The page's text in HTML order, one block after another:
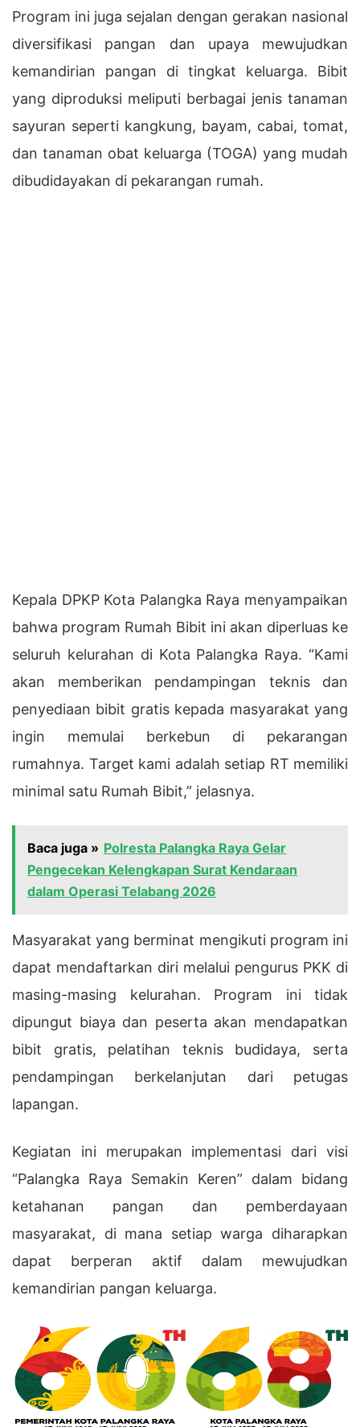
Program ini juga sejalan dengan gerakan nasional
diversifikasi pangan dan upaya mewujudkan
kemandirian pangan di tingkat keluarga. Bibit
yang diproduksi meliputi berbagai jenis tanaman
sayuran seperti kangkung, bayam, cabai, tomat,
dan tanaman obat keluarga (TOGA) yang mudah
dibudidayakan di pekarangan rumah.
Kepala DPKP Kota Palangka Raya menyampaikan
bahwa program Rumah Bibit ini akan diperluas ke
seluruh kelurahan di Kota Palangka Raya. “Kami
akan memberikan pendampingan teknis dan
penyediaan bibit gratis kepada masyarakat yang
ingin memulai berkebun di pekarangan
rumahnya. Target kami adalah setiap RT memiliki
minimal satu Rumah Bibit,” jelasnya.
Baca juga » Polresta Palangka Raya Gelar
Pengecekan Kelengkapan Surat Kendaraan
dalam Operasi Telabang 2026
Masyarakat yang berminat mengikuti program ini
dapat mendaftarkan diri melalui pengurus PKK di
masing-masing kelurahan. Program ini tidak
dipungut biaya dan peserta akan mendapatkan
bibit gratis, pelatihan teknis budidaya, serta
pendampingan berkelanjutan dari petugas
lapangan.
Kegiatan ini merupakan implementasi dari visi
“Palangka Raya Semakin Keren” dalam bidang
ketahanan pangan dan pemberdayaan
masyarakat, di mana setiap warga diharapkan
dapat berperan aktif dalam mewujudkan
kemandirian pangan keluarga.